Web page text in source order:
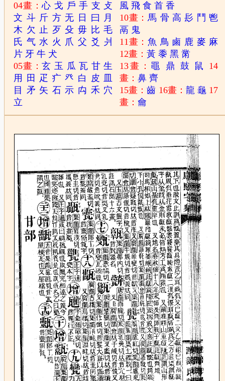
04畫：心 戈 戶 手 支 攴
文 斗 斤 方 无 日 曰 月
木 欠 止 歹 殳 毋 比 毛
氏 气 水 火 爪 父 爻 爿
片 牙 牛 犬
05畫：玄 玉 瓜 瓦 甘 生
用
田 疋 疒 癶 白 皮
目
矛 矢 石 示 禸 禾 穴
立
風 飛 食 首 香
10畫：馬 骨 高 髟 鬥 鬯
鬲 鬼
11畫：魚 鳥 鹵 鹿 麥 麻
12畫：黃 黍 黑 黹
13畫： 黽 鼎 鼓 鼠
14
畫：鼻 齊
15畫：齒 16畫： 龍 龜 17
畫：龠